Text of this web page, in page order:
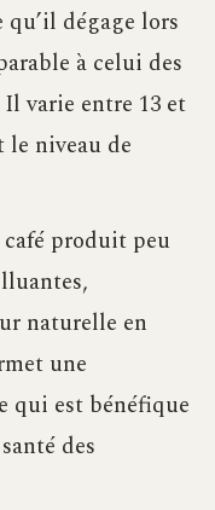
dégage lors
à celui des
varie entre 13 et
le niveau de
produit peu
naturelle en
une
qui est bénéfique
des